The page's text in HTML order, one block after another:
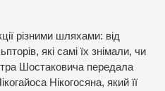
різними шляхами: від
які самі їх знімали, чи
Шостаковича передала
Нікогосяна, який її